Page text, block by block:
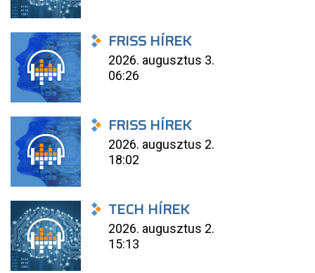
FRISS HÍREK
2026. augusztus 3.
06:26
FRISS HÍREK
2026. augusztus 2.
18:02
TECH HÍREK
2026. augusztus 2.
15:13